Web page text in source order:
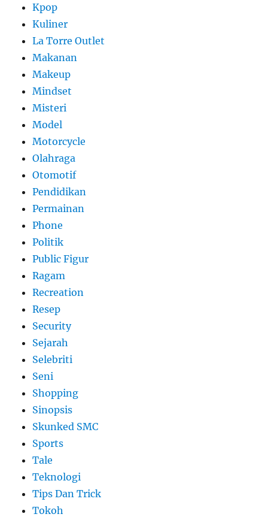
Kpop
Kuliner
La Torre Outlet
Makanan
Makeup
Mindset
Misteri
Model
Motorcycle
Olahraga
Otomotif
Pendidikan
Permainan
Phone
Politik
Public Figur
Ragam
Recreation
Resep
Security
Sejarah
Selebriti
Seni
Shopping
Sinopsis
Skunked SMC
Sports
Tale
Teknologi
Tips Dan Trick
Tokoh